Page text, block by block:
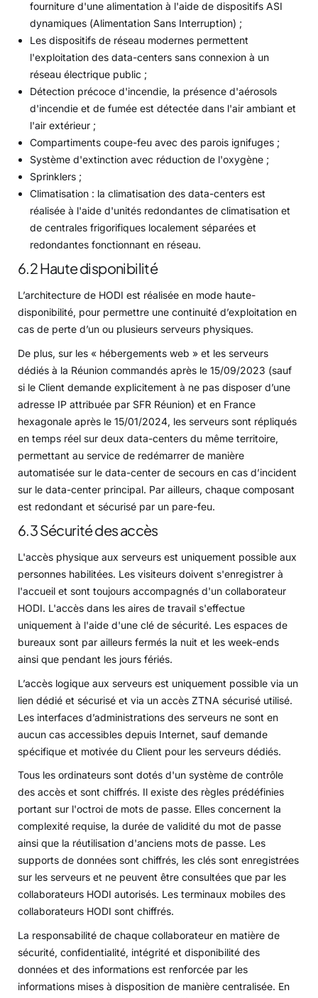
fourniture d'une alimentation à l'aide de dispositifs ASI
dynamiques (Alimentation Sans Interruption) ;
Les dispositifs de réseau modernes permettent
l'exploitation des data-centers sans connexion à un
réseau électrique public ;
Détection précoce d'incendie, la présence d'aérosols
d'incendie et de fumée est détectée dans l'air ambiant et
l'air extérieur ;
Compartiments coupe-feu avec des parois ignifuges ;
Système d'extinction avec réduction de l'oxygène ;
Sprinklers ;
Climatisation : la climatisation des data-centers est
réalisée à l'aide d'unités redondantes de climatisation et
de centrales frigorifiques localement séparées et
redondantes fonctionnant en réseau.
6.2 Haute disponibilité
L’architecture de HODI est réalisée en mode haute-
disponibilité, pour permettre une continuité d’exploitation en
cas de perte d’un ou plusieurs serveurs physiques.
De plus, sur les « hébergements web » et les serveurs
dédiés à la Réunion commandés après le 15/09/2023 (sauf
si le Client demande explicitement à ne pas disposer d’une
adresse IP attribuée par SFR Réunion) et en France
hexagonale après le 15/01/2024, les serveurs sont répliqués
en temps réel sur deux data-centers du même territoire,
permettant au service de redémarrer de manière
automatisée sur le data-center de secours en cas d’incident
sur le data-center principal. Par ailleurs, chaque composant
est redondant et sécurisé par un pare-feu.
6.3 Sécurité des accès
L'accès physique aux serveurs est uniquement possible aux
personnes habilitées. Les visiteurs doivent s'enregistrer à
l'accueil et sont toujours accompagnés d'un collaborateur
HODI. L'accès dans les aires de travail s'effectue
uniquement à l'aide d'une clé de sécurité. Les espaces de
bureaux sont par ailleurs fermés la nuit et les week-ends
ainsi que pendant les jours fériés.
L’accès logique aux serveurs est uniquement possible via un
lien dédié et sécurisé et via un accès ZTNA sécurisé utilisé.
Les interfaces d’administrations des serveurs ne sont en
aucun cas accessibles depuis Internet, sauf demande
spécifique et motivée du Client pour les serveurs dédiés.
Tous les ordinateurs sont dotés d'un système de contrôle
des accès et sont chiffrés. Il existe des règles prédéfinies
portant sur l'octroi de mots de passe. Elles concernent la
complexité requise, la durée de validité du mot de passe
ainsi que la réutilisation d'anciens mots de passe. Les
supports de données sont chiffrés, les clés sont enregistrées
sur les serveurs et ne peuvent être consultées que par les
collaborateurs HODI autorisés. Les terminaux mobiles des
collaborateurs HODI sont chiffrés.
La responsabilité de chaque collaborateur en matière de
sécurité, confidentialité, intégrité et disponibilité des
données et des informations est renforcée par les
informations mises à disposition de manière centralisée. En